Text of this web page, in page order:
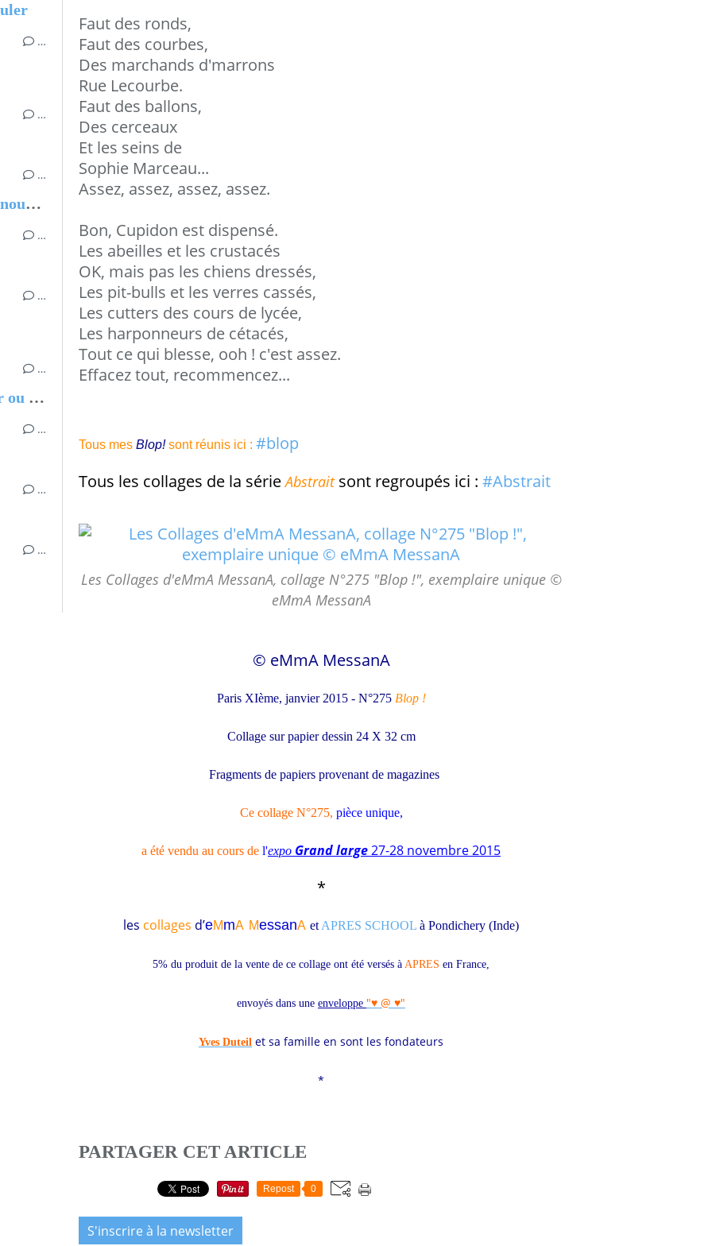
Faut des ronds,
Faut des courbes,
Des marchands d'marrons
Rue Lecourbe.
Faut des ballons,
Des cerceaux
Et les seins de
Sophie Marceau...
Assez, assez, assez, assez.
Bon, Cupidon est dispensé.
Les abeilles et les crustacés
OK, mais pas les chiens dressés,
Les pit-bulls et les verres cassés,
Les cutters des cours de lycée,
Les harponneurs de cétacés,
Tout ce qui blesse, ooh ! c'est assez.
Effacez tout, recommencez...
Tous mes Blop!sont réunis ici : #blop
Tous les collages de la série Abstrait sont regroupés ici : #Abstrait
Les Collages d'eMmA MessanA, collage N°275 "Blop !", exemplaire unique ©
eMmA MessanA
© eMmA MessanA
Paris XIème, janvier 2015 - N°275 Blop !
Collage sur papier dessin 24 X 32 cm
Fragments de papiers provenant de magazines
Ce collage N°275, pièce unique,
a été vendu au cours de l'expo Grand large27-28 novembre 2015
*
les collages d’eMmA MessanA et APRES SCHOOL à Pondichery (Inde)
5% du produit de la vente de ce collage ont été versés à APRES en France,
envoyés dans une enveloppe "♥ @ ♥"
Yves Duteil et sa famille en sont les fondateurs
*
PARTAGER CET ARTICLE
Repost 0
S'inscrire à la newsletter
…
…
…
Panthéonisation du couple Manouchian
…
…
…
Chantal MARIE-ROSE, Partir ou rester - Les clés pour évoluer professionnellement sans regret
…
…
…